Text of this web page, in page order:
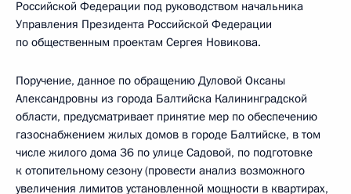
Российской Федерации под руководством начальника
Управления Президента Российской Федерации
по общественным проектам Сергея Новикова.
Поручение, данное по обращению Дуловой Оксаны
Александровны из города Балтийска Калининградской
области, предусматривает принятие мер по обеспечению
газоснабжением жилых домов в городе Балтийске, в том
числе жилого дома 36 по улице Садовой, по подготовке
к отопительному сезону (провести анализ возможного
увеличения лимитов установленной мощности в квартирах,